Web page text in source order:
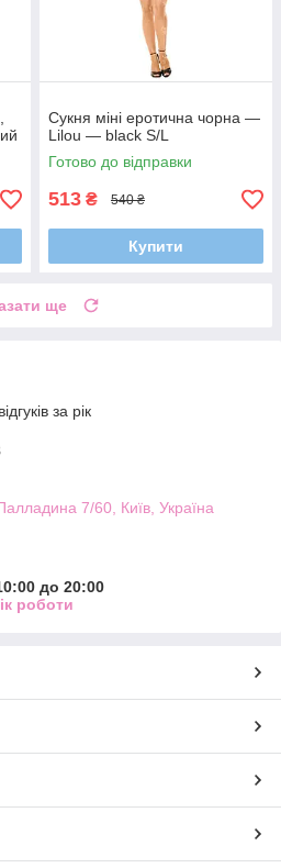
Сукня міні еротична чорна —
Lilou — black S/L
Готово до відправки
513 ₴ 540 ₴
Купити
ще
за рік
7/60, Київ, Україна
до 20:00
роботи